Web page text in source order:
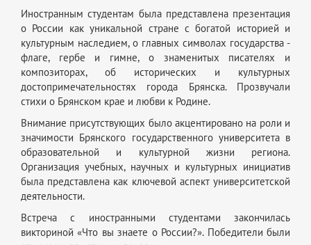
Иностранным студентам была представлена презентация
о России как уникальной стране с богатой историей и
культурным наследием, о главных символах государства -
флаге, гербе и гимне, о знаменитых писателях и
композиторах, об исторических и культурных
достопримечательностях города Брянска. Прозвучали
стихи о Брянском крае и любви к Родине.
Внимание присутствующих было акцентировано на роли и
значимости Брянского государственного университета в
образовательной и культурной жизни региона.
Организация учебных, научных и культурных инициатив
была представлена как ключевой аспект университетской
деятельности.
Встреча с иностранными студентами закончилась
викториной «Что вы знаете о России?». Победители были